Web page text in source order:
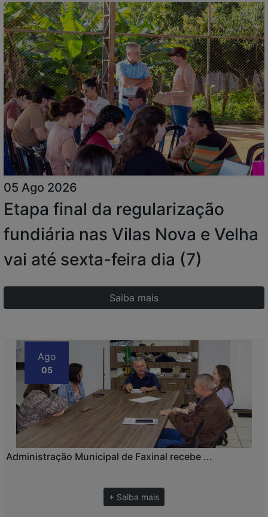
05 Ago 2026
Etapa final da regularização
fundiária nas Vilas Nova e Velha
vai até sexta-feira dia (7)
Saiba mais
Ago
05
Administração Municipal de Faxinal recebe ...
+ Saiba mais